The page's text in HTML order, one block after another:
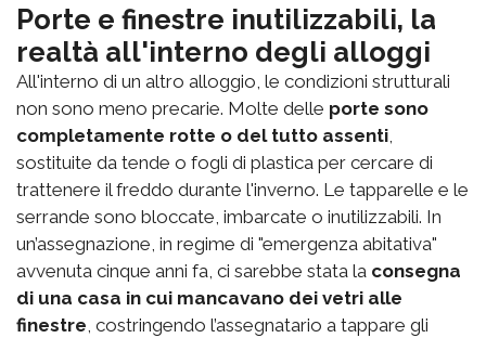
Porte e finestre inutilizzabili, la
realtà all'interno degli alloggi
All'interno di un altro alloggio, le condizioni strutturali
non sono meno precarie. Molte delle porte sono
completamente rotte o del tutto assenti,
sostituite da tende o fogli di plastica per cercare di
trattenere il freddo durante l'inverno. Le tapparelle e le
serrande sono bloccate, imbarcate o inutilizzabili. In
un’assegnazione, in regime di "emergenza abitativa"
avvenuta cinque anni fa, ci sarebbe stata la consegna
di una casa in cui mancavano dei vetri alle
finestre, costringendo l’assegnatario a tappare gli